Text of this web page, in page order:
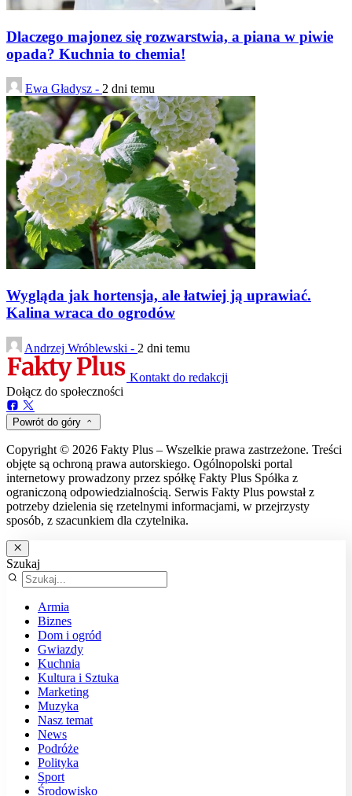
Dlaczego majonez się rozwarstwia, a piana w piwie
opada? Kuchnia to chemia!
Ewa Gładysz - 2 dni temu
Wygląda jak hortensja, ale łatwiej ją uprawiać.
Kalina wraca do ogrodów
Andrzej Wróblewski - 2 dni temu
Kontakt do redakcji
Dołącz do społeczności
Powrót do góry
Copyright © 2026 Fakty Plus – Wszelkie prawa zastrzeżone. Treści
objęte są ochroną prawa autorskiego. Ogólnopolski portal
internetowy prowadzony przez spółkę Fakty Plus Spółka z
ograniczoną odpowiedzialnością. Serwis Fakty Plus powstał z
potrzeby dzielenia się rzetelnymi informacjami, w przejrzysty
sposób, z szacunkiem dla czytelnika.
Szukaj
Armia
Biznes
Dom i ogród
Gwiazdy
Kuchnia
Kultura i Sztuka
Marketing
Muzyka
Nasz temat
News
Podróże
Polityka
Sport
Środowisko